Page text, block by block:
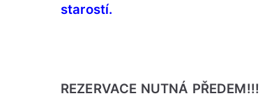
starostí.
REZERVACE NUTNÁ PŘEDEM!!!